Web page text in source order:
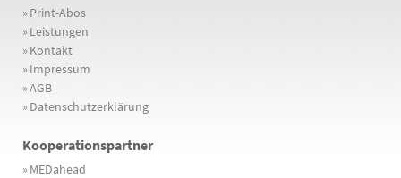
»Print-Abos
»Leistungen
»Kontakt
»Impressum
»AGB
»Datenschutzerklärung
Kooperationspartner
»MEDahead